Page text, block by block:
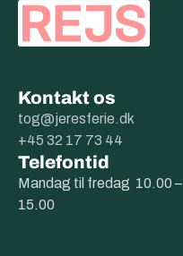
Kontakt os
tog@jeresferie.dk
+45 32 17 73 44
Telefontid
Mandag til fredag 10.00 –
15.00